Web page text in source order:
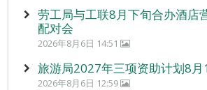
劳工局与工联8月下旬合办酒店
配对会
2026年8月6日 14:51
旅游局2027年三项资助计划8
2026年8月6日 12:59